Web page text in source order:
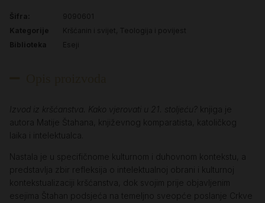
Šifra:
Kategorije
Kršćanin i svijet Teologija i povijest
Biblioteka
Eseji
Izvod iz kršćanstva. Kako vjerovati u 21. stoljeću?
knjiga je
autora Matije Štahana, književnog komparatista, katoličkog
laika i intelektualca.
Nastala je u specifičnome kulturnom i duhovnom kontekstu, a
predstavlja zbir refleksija o intelektualnoj obrani i kulturnoj
kontekstualizaciji kršćanstva, dok svojim prije objavljenim
esejima Štahan podsjeća na temeljno sveopće poslanje Crkve